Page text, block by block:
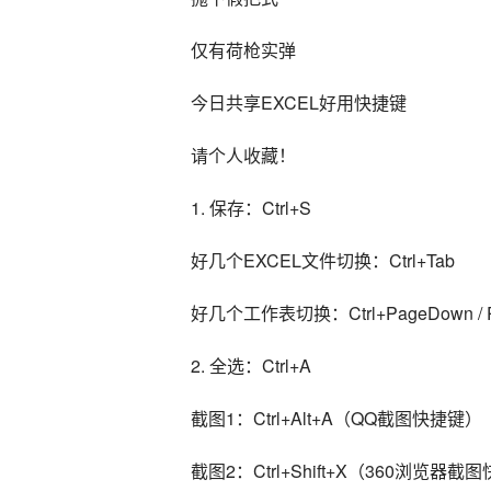
仅有荷枪实弹
今日共享EXCEL好用快捷键
请个人收藏！
1. 保存：Ctrl+S
好几个EXCEL文件切换：Ctrl+Tab
好几个工作表切换：Ctrl+PageDown /
2. 全选：Ctrl+A
截图1：Ctrl+Alt+A（QQ截图快捷键）
截图2：Ctrl+Shift+X（360浏览器截图